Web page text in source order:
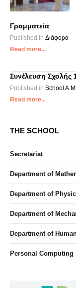
Γραμματεία
Published in Διάφορα
Read more...
Συνέλευση Σχολής
Published in School
Read more...
THE SCHOOL
Secretariat
Department of
Department of
Department of
Department of
Personal Computing